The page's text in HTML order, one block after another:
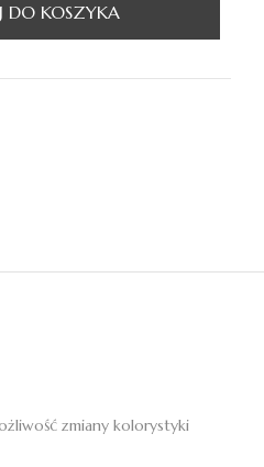
DO KOSZYKA
zmiany kolorystyki